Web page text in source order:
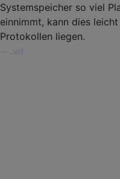
Systemspeicher so viel
einnimmt, kann dies
Protokollen liegen.
Jeff